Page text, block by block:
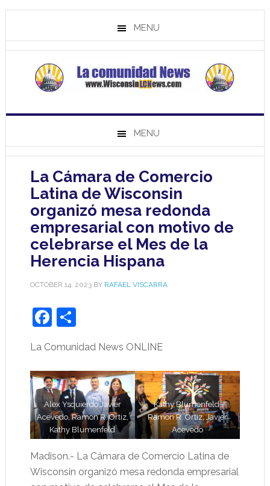
MENU
MENU
La Cámara de Comercio
Latina de Wisconsin
organizó mesa redonda
empresarial con motivo de
celebrarse el Mes de la
Herencia Hispana
OCTOBER 14, 2023BY RAFAEL VISCARRA
Facebook
Share
La Comunidad News ONLINE
Alex Ysquierdo,Javier
Acevedo, Ramon R. Ortiz,
Kathy Blumenfeld
Kathy Blumenfeld,
Ramon R. Ortiz, Javier
Acevedo
Madison.- La Cámara de Comercio Latina de
Wisconsin organizó mesa redonda empresarial